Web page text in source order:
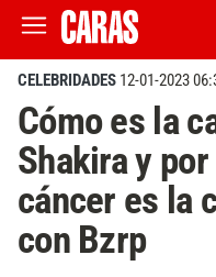
CELEBRIDADES 12-01-2023
Cómo es la
Shakira y
cáncer es la
con Bzrp